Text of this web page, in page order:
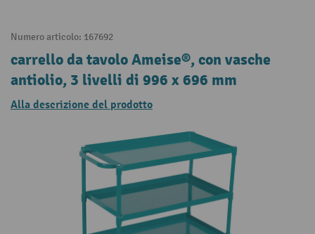
Numero articolo: 167692
carrello da tavolo Ameise®, con vasche
antiolio, 3 livelli di 996 x 696 mm
Alla descrizione del prodotto